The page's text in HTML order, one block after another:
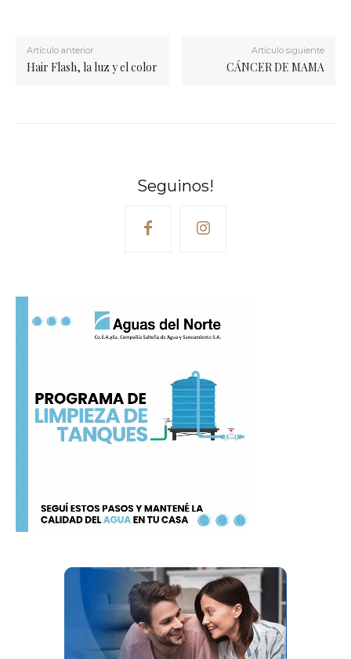
Artículo anterior
Hair Flash, la luz y el color
Artículo siguiente
CÁNCER DE MAMA
Seguinos!